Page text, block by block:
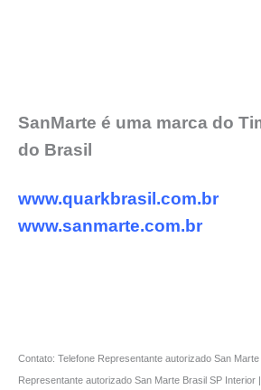
SanMarte é uma marca do
do Brasil
www.quarkbrasil.com.br
www.sanmarte.com.br
Contato: Telefone Representante autorizado San
Representante autorizado San Marte Brasil SP Interior